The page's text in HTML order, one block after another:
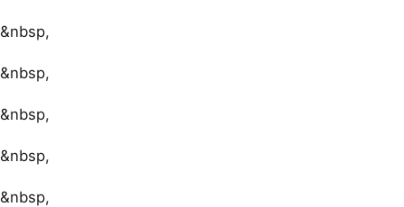
&nbsp,
&nbsp,
&nbsp,
&nbsp,
&nbsp,